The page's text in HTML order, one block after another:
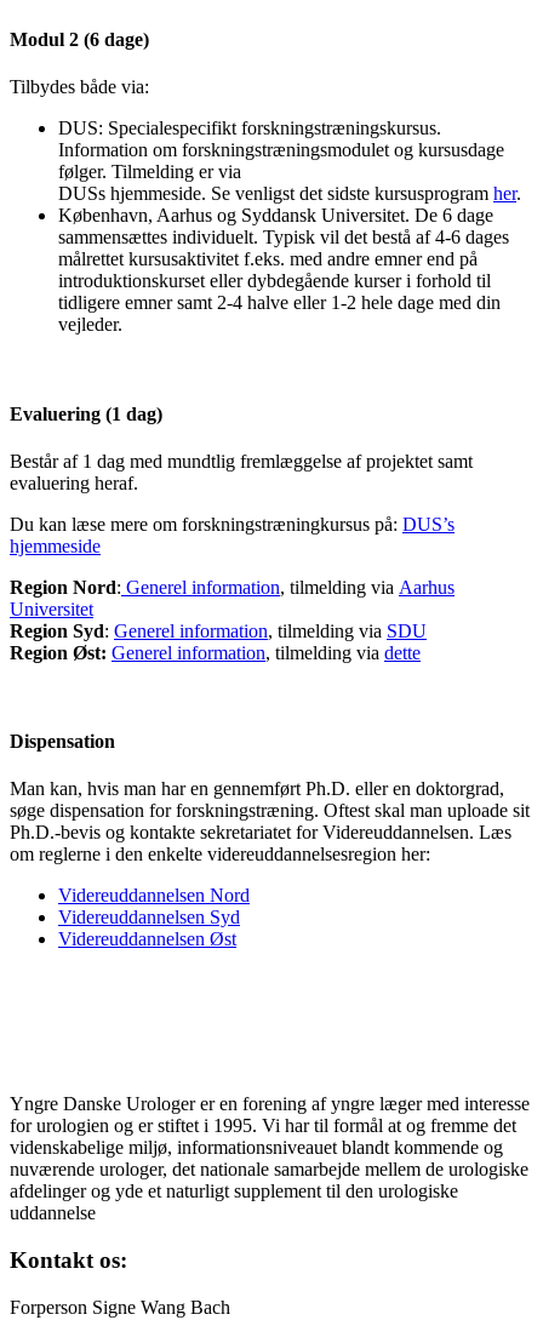
Modul 2 (6 dage)
Tilbydes både via:
DUS: Specialespecifikt forskningstræningskursus.
Information om forskningstræningsmodulet og kursusdage
følger. Tilmelding er via
DUSs hjemmeside. Se venligst det sidste kursusprogram her.
København, Aarhus og Syddansk Universitet. De 6 dage
sammensættes individuelt. Typisk vil det bestå af 4-6 dages
målrettet kursusaktivitet f.eks. med andre emner end på
introduktionskurset eller dybdegående kurser i forhold til
tidligere emner samt 2-4 halve eller 1-2 hele dage med din
vejleder.
Evaluering (1 dag)
Består af 1 dag med mundtlig fremlæggelse af projektet samt
evaluering heraf.
Du kan læse mere om forskningstræningkursus på: DUS’s
hjemmeside
Region Nord: Generel information, tilmelding via Aarhus
Universitet
Region Syd: Generel information, tilmelding via SDU
Region Øst: Generel information, tilmelding via dette
Dispensation
Man kan, hvis man har en gennemført Ph.D. eller en doktorgrad,
søge dispensation for forskningstræning. Oftest skal man uploade sit
Ph.D.-bevis og kontakte sekretariatet for Videreuddannelsen. Læs
om reglerne i den enkelte videreuddannelsesregion her:
Videreuddannelsen Nord
Videreuddannelsen Syd
Videreuddannelsen Øst
Yngre Danske Urologer er en forening af yngre læger med interesse
for urologien og er stiftet i 1995. Vi har til formål at og fremme det
videnskabelige miljø, informationsniveauet blandt kommende og
nuværende urologer, det nationale samarbejde mellem de urologiske
afdelinger og yde et naturligt supplement til den urologiske
uddannelse
Kontakt os:
Forperson Signe Wang Bach